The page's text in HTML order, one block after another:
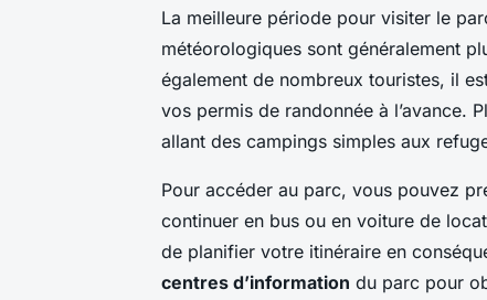
La meilleure période pour visiter le
météorologiques sont généralement
également de nombreux touristes, il
vos permis de randonnée à l’avance.
allant des campings simples aux
Pour accéder au parc, vous pouvez
continuer en bus ou en voiture de
de planifier votre itinéraire en
centres d’information du parc pour